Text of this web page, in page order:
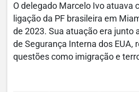
O delegado Marcelo Ivo atuava
ligação da PF brasileira em
de 2023. Sua atuação era junto
de Segurança Interna dos EUA,
questões como imigração e